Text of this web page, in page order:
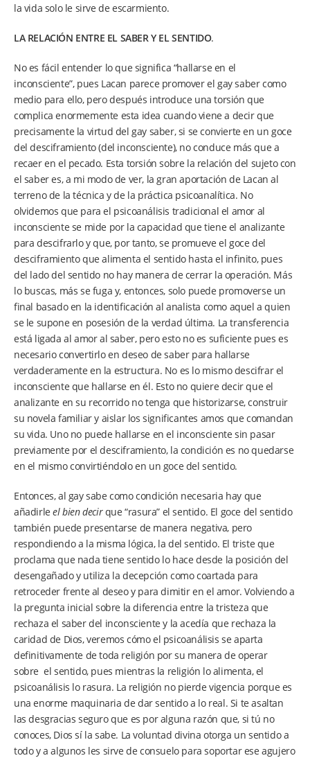
la vida solo le sirve de escarmiento.
LA RELACIÓN ENTRE EL SABER Y EL SENTIDO.
No es fácil entender lo que significa “hallarse en el
inconsciente”, pues Lacan parece promover el gay saber como
medio para ello, pero después introduce una torsión que
complica enormemente esta idea cuando viene a decir que
precisamente la virtud del gay saber, si se convierte en un goce
del desciframiento (del inconsciente), no conduce más que a
recaer en el pecado. Esta torsión sobre la relación del sujeto con
el saber es, a mi modo de ver, la gran aportación de Lacan al
terreno de la técnica y de la práctica psicoanalítica. No
olvidemos que para el psicoanálisis tradicional el amor al
inconsciente se mide por la capacidad que tiene el analizante
para descifrarlo y que, por tanto, se promueve el goce del
desciframiento que alimenta el sentido hasta el infinito, pues
del lado del sentido no hay manera de cerrar la operación. Más
lo buscas, más se fuga y, entonces, solo puede promoverse un
final basado en la identificación al analista como aquel a quien
se le supone en posesión de la verdad última. La transferencia
está ligada al amor al saber, pero esto no es suficiente pues es
necesario convertirlo en deseo de saber para hallarse
verdaderamente en la estructura. No es lo mismo descifrar el
inconsciente que hallarse en él. Esto no quiere decir que el
analizante en su recorrido no tenga que historizarse, construir
su novela familiar y aislar los significantes amos que comandan
su vida. Uno no puede hallarse en el inconsciente sin pasar
previamente por el desciframiento, la condición es no quedarse
en el mismo convirtiéndolo en un goce del sentido.
Entonces, al gay sabe como condición necesaria hay que
añadirleel bien decirque “rasura” el sentido. El goce del sentido
también puede presentarse de manera negativa, pero
respondiendo a la misma lógica, la del sentido. El triste que
proclama que nada tiene sentido lo hace desde la posición del
desengañado y utiliza la decepción como coartada para
retroceder frente al deseo y para dimitir en el amor. Volviendo a
la pregunta inicial sobre la diferencia entre la tristeza que
rechaza el saber del inconsciente y la acedía que rechaza la
caridad de Dios, veremos cómo el psicoanálisis se aparta
definitivamente de toda religión por su manera de operar
sobre el sentido, pues mientras la religión lo alimenta, el
psicoanálisis lo rasura. La religión no pierde vigencia porque es
una enorme maquinaria de dar sentido a lo real. Si te asaltan
las desgracias seguro que es por alguna razón que, si tú no
conoces, Dios sí la sabe. La voluntad divina otorga un sentido a
todo y a algunos les sirve de consuelo para soportar ese agujero